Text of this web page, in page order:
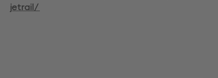
jetrail/